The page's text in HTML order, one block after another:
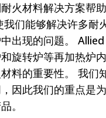
火材料解决方案帮
们能够解决许多耐
出现的问题。
旋转炉等再加热炉
料的重要性。 我们
因此我们的重点是
。